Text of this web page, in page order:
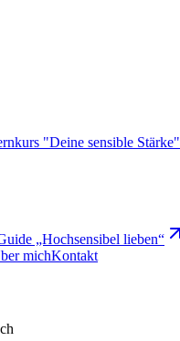
"Deine sensible Stärke"
„Hochsensibel lieben“
michKontakt